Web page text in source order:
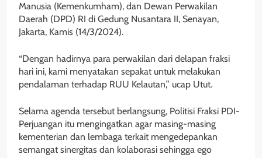
Manusia (Kemenkumham), dan Dewan Perwakilan
Daerah (DPD) RI di Gedung Nusantara II, Senayan,
Jakarta, Kamis (14/3/2024).
“Dengan hadirnya para perwakilan dari delapan fraksi
hari ini, kami menyatakan sepakat untuk melakukan
pendalaman terhadap RUU Kelautan,” ucap Utut.
Selama agenda tersebut berlangsung, Politisi Fraksi PDI-
Perjuangan itu mengingatkan agar masing-masing
kementerian dan lembaga terkait mengedepankan
semangat sinergitas dan kolaborasi sehingga ego